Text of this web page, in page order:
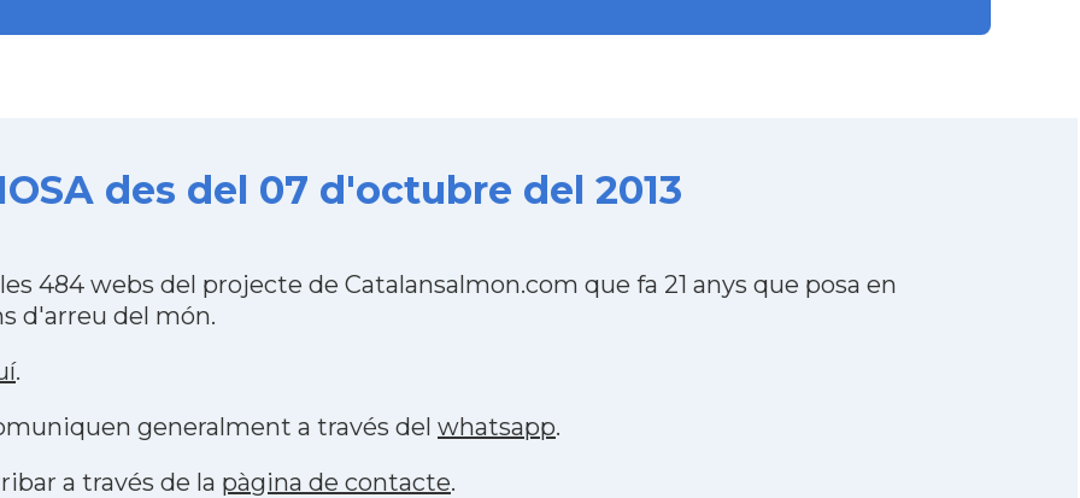
des del 07 d'octubre del 2013
484 webs del projecte de Catalansalmon.com que fa 21 anys que posa en
d'arreu del món.
.
generalment a través del whatsapp.
a través de la pàgina de contacte.